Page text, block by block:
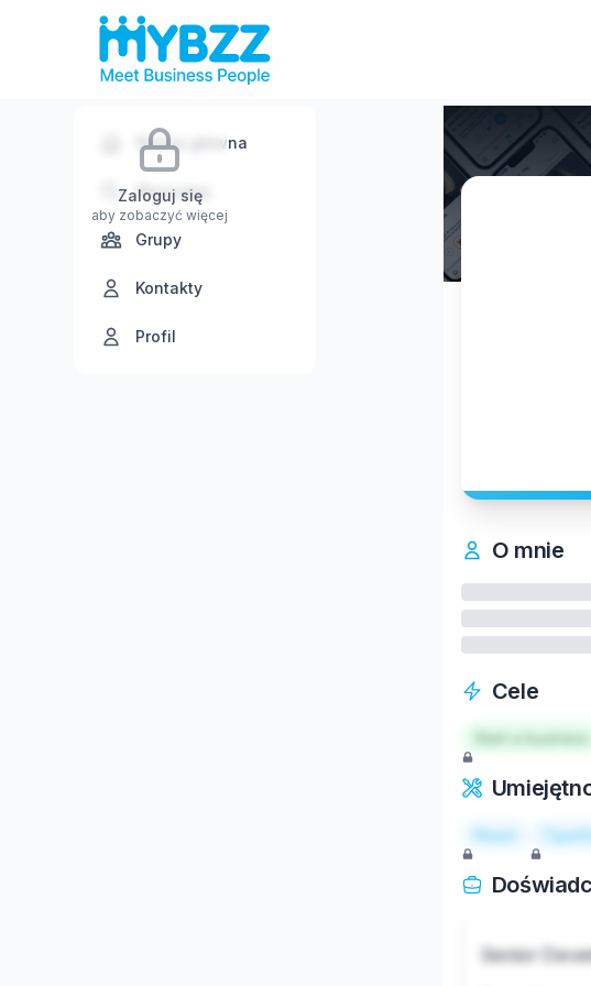
Zaloguj się
aby zobaczyć więcej
Strona główna
Wyszukaj
Grupy
Kontakty
Profil
O mnie
Cele
Start a business
React
Senior